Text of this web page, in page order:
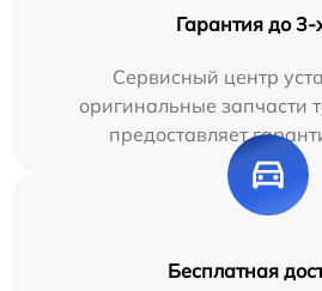
Гарантия до 3-
Сервисный центр
оригинальные запчасти
предоставляет
Бесплатная